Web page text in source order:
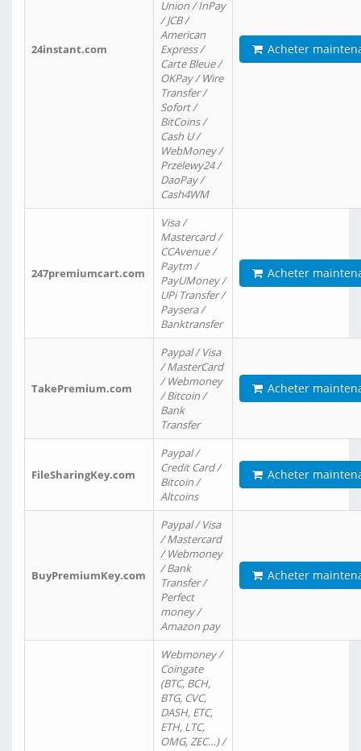
24instant.com
Union / InPay
/ JCB /
American
Express /
Carte Bleue /
OKPay / Wire
Transfer /
Sofort /
BitCoins /
Cash U /
WebMoney /
Przelewy24 /
DaoPay /
Cash4WM
Acheter
247premiumcart.com
Visa /
Mastercard /
CCAvenue /
Paytm /
PayUMoney /
UPi Transfer /
Paysera /
Banktransfer
Acheter
TakePremium.com
Paypal / Visa
/ MasterCard
/ Webmoney
/ Bitcoin /
Bank
Transfer
Acheter
FileSharingKey.com
Paypal /
Credit Card /
Bitcoin /
Altcoins
Acheter
BuyPremiumKey.com
Paypal / Visa
/ Mastercard
/ Webmoney
/ Bank
Transfer /
Perfect
money /
Amazon pay
Acheter
Webmoney /
Coingate
(BTC, BCH,
BTG, CVC,
DASH, ETC,
ETH, LTC,
OMG, ZEC…) /